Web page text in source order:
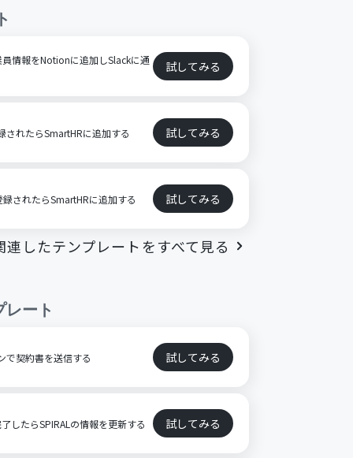
情報をNotionに追加しSlackに通 試してみる
されたらSmartHRに追加する 試してみる
されたらSmartHRに追加する 試してみる
連したテンプレートをすべて見る
レート
で契約書を送信する 試してみる
したらSPIRALの情報を更新する 試してみる